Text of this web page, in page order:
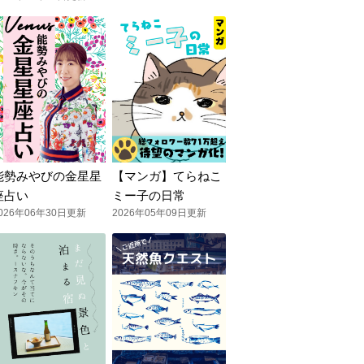
勢みやびの金星星
占い
年06年30日更新
【マンガ】てらねこ
ミー子の日常
2026年05年09日更新